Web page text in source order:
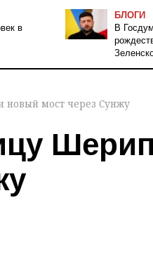
в
БЛОГИ
В
новый мост через Сунжу